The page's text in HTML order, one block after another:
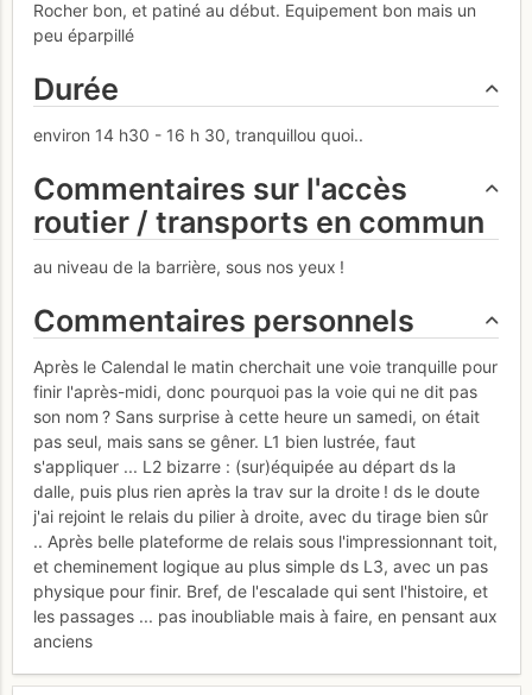
Rocher bon, et patiné au début. Equipement bon mais un
peu éparpillé
Durée
environ 14 h30 - 16 h 30, tranquillou quoi..
Commentaires sur l'accès
routier / transports en commun
au niveau de la barrière, sous nos yeux !
Commentaires personnels
Après le Calendal le matin cherchait une voie tranquille pour
finir l'après-midi, donc pourquoi pas la voie qui ne dit pas
son nom ? Sans surprise à cette heure un samedi, on était
pas seul, mais sans se gêner. L1 bien lustrée, faut
s'appliquer ... L2 bizarre : (sur)équipée au départ ds la
dalle, puis plus rien après la trav sur la droite ! ds le doute
j'ai rejoint le relais du pilier à droite, avec du tirage bien sûr
.. Après belle plateforme de relais sous l'impressionnant toit,
et cheminement logique au plus simple ds L3, avec un pas
physique pour finir. Bref, de l'escalade qui sent l'histoire, et
les passages ... pas inoubliable mais à faire, en pensant aux
anciens